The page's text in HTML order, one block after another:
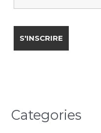
Categories